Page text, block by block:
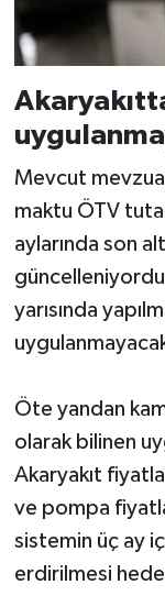
Mevcut
maktu ÖTV
aylarında son
yarısında
Öte yandan
olarak bilinen
Akaryakıt
ve pompa
sistemin üç ay
erdirilmesi